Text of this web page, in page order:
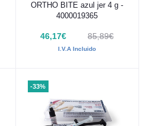
Añadir al carrito
ORTHO BITE azul jer 4 g -
4000019365
46,17€ 85,89€
I.V.A Incluido
-33%